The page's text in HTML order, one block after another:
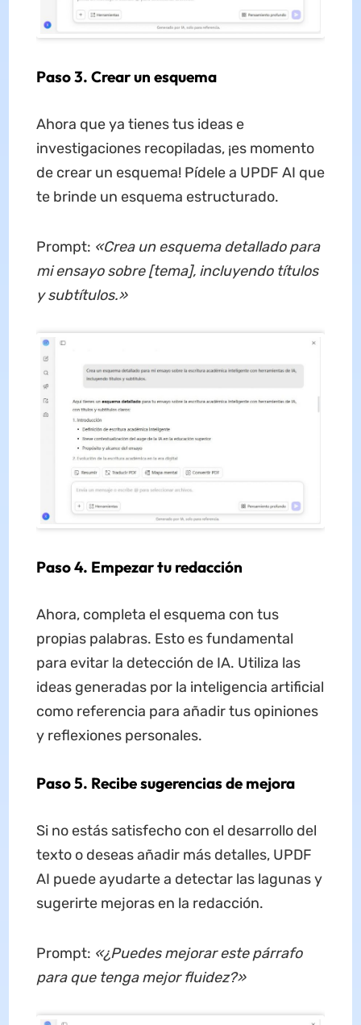
Paso 3. Crear un esquema
Ahora que ya tienes tus ideas e
investigaciones recopiladas, ¡es momento
de crear un esquema! Pídele a UPDF AI que
te brinde un esquema estructurado.
Prompt: «Crea un esquema detallado para
mi ensayo sobre [tema], incluyendo títulos
y subtítulos.»
Paso 4. Empezar tu redacción
Ahora, completa el esquema con tus
propias palabras. Esto es fundamental
para evitar la detección de IA. Utiliza las
ideas generadas por la inteligencia artificial
como referencia para añadir tus opiniones
y reflexiones personales.
Paso 5. Recibe sugerencias de mejora
Si no estás satisfecho con el desarrollo del
texto o deseas añadir más detalles, UPDF
AI puede ayudarte a detectar las lagunas y
sugerirte mejoras en la redacción.
Prompt: «¿Puedes mejorar este párrafo
para que tenga mejor fluidez?»